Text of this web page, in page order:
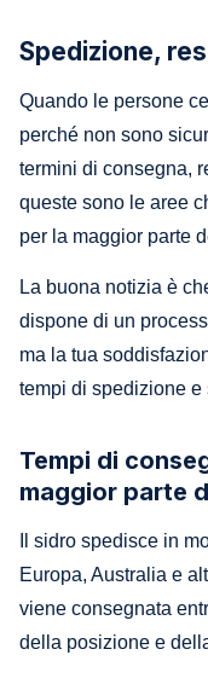
Spedizione,
Quando le persone
perché non sono
termini di consegna,
queste sono le aree
per la maggior parte
La buona notizia è
dispone di un
ma la tua
tempi di spedizione
Tempi di
maggior parte
Il sidro spedisce in
Europa, Australia e
viene consegnata
della posizione e